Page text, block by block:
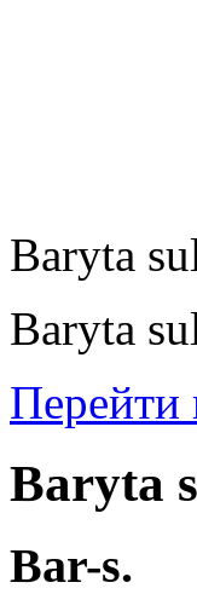
Baryta
Baryta
Перейти
Baryta
Bar-s.